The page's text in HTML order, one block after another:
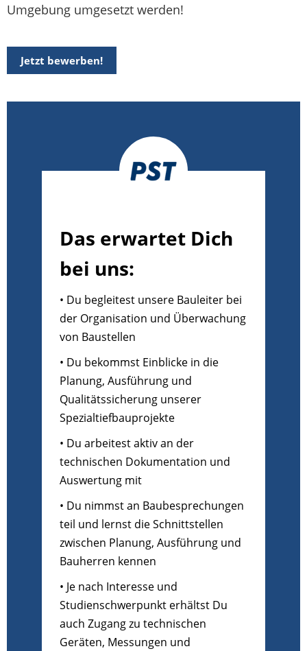
Umgebung umgesetzt werden!
Jetzt bewerben!
Das erwartet Dich
bei uns:
• Du begleitest unsere Bauleiter bei
der Organisation und Überwachung
von Baustellen
• Du bekommst Einblicke in die
Planung, Ausführung und
Qualitätssicherung unserer
Spezialtiefbauprojekte
• Du arbeitest aktiv an der
technischen Dokumentation und
Auswertung mit
• Du nimmst an Baubesprechungen
teil und lernst die Schnittstellen
zwischen Planung, Ausführung und
Bauherren kennen
• Je nach Interesse und
Studienschwerpunkt erhältst Du
auch Zugang zu technischen
Geräten, Messungen und